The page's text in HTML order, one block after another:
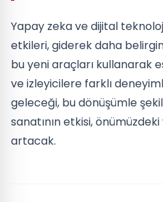
Yapay zeka ve dijital
etkileri, giderek daha
bu yeni araçları kullanarak
ve izleyicilere farklı
geleceği, bu dönüşümle
sanatının etkisi,
artacak.